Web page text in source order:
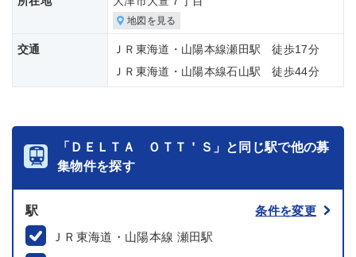
地図を見る
交通
ＪＲ東海道・山陽本線瀬田駅 徒歩17分
ＪＲ東海道・山陽本線石山駅 徒歩44分
「ＤＥＬＴＡ ＯＴＴ＇Ｓ」と同じ駅で他の募
集物件を探す
駅
条件を変更
ＪＲ東海道・山陽本線 瀬田駅